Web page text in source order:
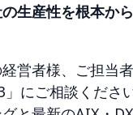
生産性を根本か
営者様、ご担当
」にご相談くださ